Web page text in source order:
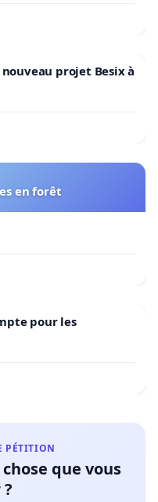
projet Besix à
en forêt
pour les
PÉTITION
que vous